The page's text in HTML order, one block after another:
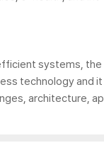
systems, the
technology and it
architecture, ap